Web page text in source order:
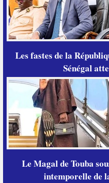
Les fastes de la
Sénégal
Le Magal de Touba
intemporelle de